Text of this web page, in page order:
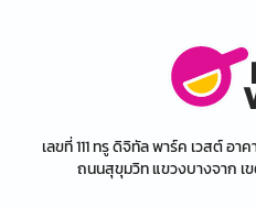
เลขที่ 111 ทรู ดิจิทัล พาร์ค เวสต์ อ
ถนนสุขุมวิท แขวงบางจาก เ